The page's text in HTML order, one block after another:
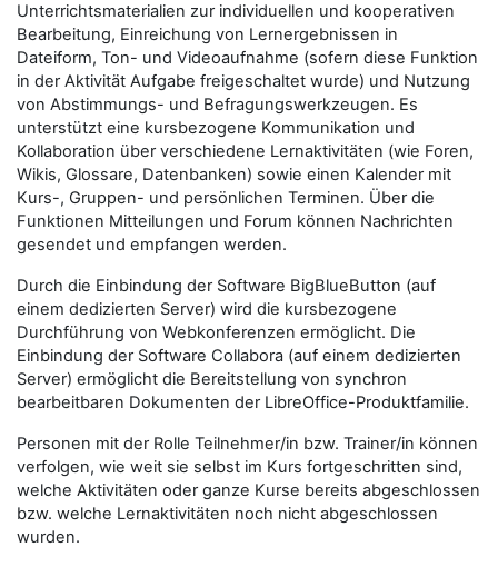
Unterrichtsmaterialien zur individuellen und kooperativen
Bearbeitung, Einreichung von Lernergebnissen in
Dateiform, Ton- und Videoaufnahme (sofern diese Funktion
in der Aktivität Aufgabe freigeschaltet wurde) und Nutzung
von Abstimmungs- und Befragungswerkzeugen. Es
unterstützt eine kursbezogene Kommunikation und
Kollaboration über verschiedene Lernaktivitäten (wie Foren,
Wikis, Glossare, Datenbanken) sowie einen Kalender mit
Kurs-, Gruppen- und persönlichen Terminen. Über die
Funktionen Mitteilungen und Forum können Nachrichten
gesendet und empfangen werden.
Durch die Einbindung der Software BigBlueButton (auf
einem dedizierten Server) wird die kursbezogene
Durchführung von Webkonferenzen ermöglicht. Die
Einbindung der Software Collabora (auf einem dedizierten
Server) ermöglicht die Bereitstellung von synchron
bearbeitbaren Dokumenten der LibreOffice-Produktfamilie.
Personen mit der Rolle Teilnehmer/in bzw. Trainer/in können
verfolgen, wie weit sie selbst im Kurs fortgeschritten sind,
welche Aktivitäten oder ganze Kurse bereits abgeschlossen
bzw. welche Lernaktivitäten noch nicht abgeschlossen
wurden.